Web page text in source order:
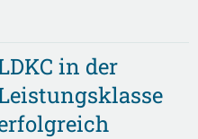
in der